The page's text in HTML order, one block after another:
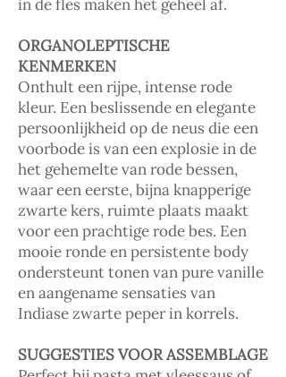
in de fles maken het geheel af.
ORGANOLEPTISCHE
KENMERKEN
Onthult een rijpe, intense rode
kleur. Een beslissende en elegante
persoonlijkheid op de neus die een
voorbode is van een explosie in de
het gehemelte van rode bessen,
waar een eerste, bijna knapperige
zwarte kers, ruimte plaats maakt
voor een prachtige rode bes. Een
mooie ronde en persistente body
ondersteunt tonen van pure vanille
en aangename sensaties van
Indiase zwarte peper in korrels.
SUGGESTIES VOOR ASSEMBLAGE